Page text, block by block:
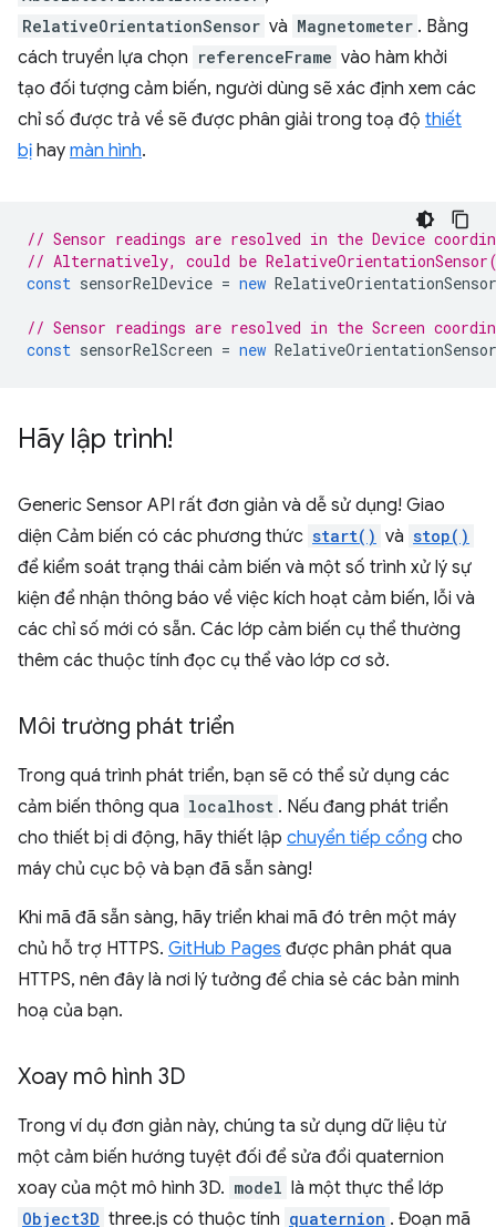
RelativeOrientationSensor và Magnetometer . Bằng
cách truyền lựa chọn referenceFrame vào hàm khởi
tạo đối tượng cảm biến, người dùng sẽ xác định xem các
chỉ số được trả về sẽ được phân giải trong toạ độ thiết
bị hay màn hình.
// Sensor readings are resolved in the Device
// Alternatively, could be
const sensorRelDevice = new RelativeOrientationSensor
// Sensor readings are resolved in the Screen
const sensorRelScreen = new RelativeOrientationSensor
Hãy lập trình!
Generic Sensor API rất đơn giản và dễ sử dụng! Giao
diện Cảm biến có các phương thức start() và stop()
để kiểm soát trạng thái cảm biến và một số trình xử lý sự
kiện để nhận thông báo về việc kích hoạt cảm biến, lỗi và
các chỉ số mới có sẵn. Các lớp cảm biến cụ thể thường
thêm các thuộc tính đọc cụ thể vào lớp cơ sở.
Môi trường phát triển
Trong quá trình phát triển, bạn sẽ có thể sử dụng các
cảm biến thông qua localhost . Nếu đang phát triển
cho thiết bị di động, hãy thiết lập chuyển tiếp cổng cho
máy chủ cục bộ và bạn đã sẵn sàng!
Khi mã đã sẵn sàng, hãy triển khai mã đó trên một máy
chủ hỗ trợ HTTPS. GitHub Pages được phân phát qua
HTTPS, nên đây là nơi lý tưởng để chia sẻ các bản minh
hoạ của bạn.
Xoay mô hình 3D
Trong ví dụ đơn giản này, chúng ta sử dụng dữ liệu từ
một cảm biến hướng tuyệt đối để sửa đổi quaternion
xoay của một mô hình 3D. model là một thực thể lớp
Object3D three.js có thuộc tính quaternion . Đoạn mã